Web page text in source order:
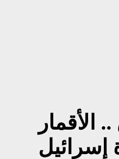
الأقمار
إسرائيل